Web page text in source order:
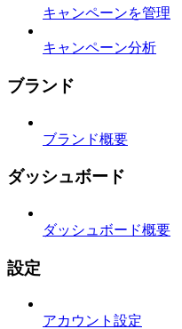
キャンペーンを管理
キャンペーン分析
ブランド
ブランド概要
ダッシュボード
ダッシュボード概要
設定
アカウント設定